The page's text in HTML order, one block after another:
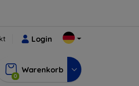
Login
0
Warenkorb